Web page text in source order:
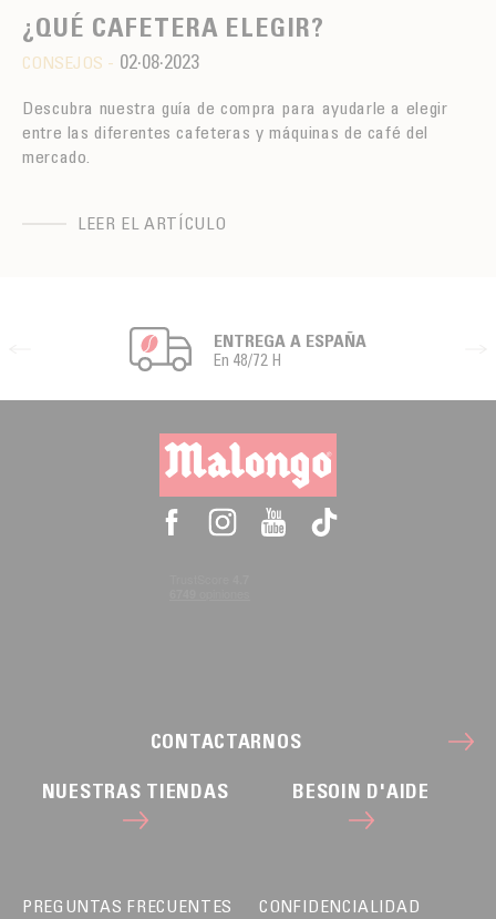
¿QUÉ CAFETERA ELEGIR?
CONSEJOS - 02·08·2023
Descubra nuestra guía de compra para ayudarle a elegir
entre las diferentes cafeteras y máquinas de café del
mercado.
LEER EL ARTÍCULO
ENTREGA A ESPAÑA
En 48/72 H
CONTACTARNOS
NUESTRAS TIENDAS BESOIN D'AIDE
PREGUNTAS FRECUENTES
CONFIDENCIALIDAD